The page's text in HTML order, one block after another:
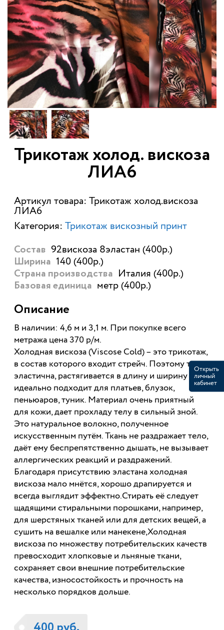
Трикотаж холод. вискоза
ЛИА6
Артикул товара: Трикотаж холод.вискоза
ЛИА6
Категория: Трикотаж вискозный принт
Состав 92вискоза 8эластан (400р.)
Ширина 140 (400р.)
Страна производства Италия (400р.)
Базовая единица метр (400р.)
Описание
В наличии: 4,6 м и 3,1 м. При покупке всего
метража цена 370 р/м.
Холодная вискоза (Viscose Cold) – это трикотаж,
в состав которого входит стрейч. Поэтому ткань
эластична, растягивается в длину и ширину и
идеально подходит для платьев, блузок,
пеньюаров, туник. Материал очень приятный
для кожи, дает прохладу телу в сильный зной.
Это натуральное волокно, полученное
искусственным путём. Ткань не раздражает тело,
даёт ему беспрепятственно дышать, не вызывает
аллергических реакций и раздражений.
Благодаря присутствию эластана холодная
вискоза мало мнётся, хорошо драпируется и
всегда выглядит эффектно.Стирать её следует
щадящими стиральными порошками, например,
для шерстяных тканей или для детских вещей, а
сушить на вешалке или манекене,Холодная
вискоза по множеству потребительских качеств
превосходит хлопковые и льняные ткани,
сохраняет свои внешние потребительские
качества, износостойкость и прочность на
несколько порядков дольше.
Открыть
личный
кабинет